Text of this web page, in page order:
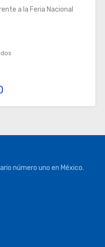
a la Feria Nacional
número uno en México.